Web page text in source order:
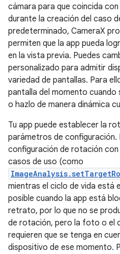
cámara para que coincida
durante la creación del caso
predeterminado, CameraX
permiten que la app pueda
en la vista previa. Puedes
personalizado para admitir
variedad de pantallas. Para
pantalla del momento cuando
o hazlo de manera dinámica
Tu app puede establecer la
parámetros de configuración.
configuración de rotación
casos de uso (como
mientras el ciclo de vida está
posible cuando la app está
retrato, por lo que no se
de rotación, pero la foto o el
requieren que se tenga en
dispositivo de ese momento.